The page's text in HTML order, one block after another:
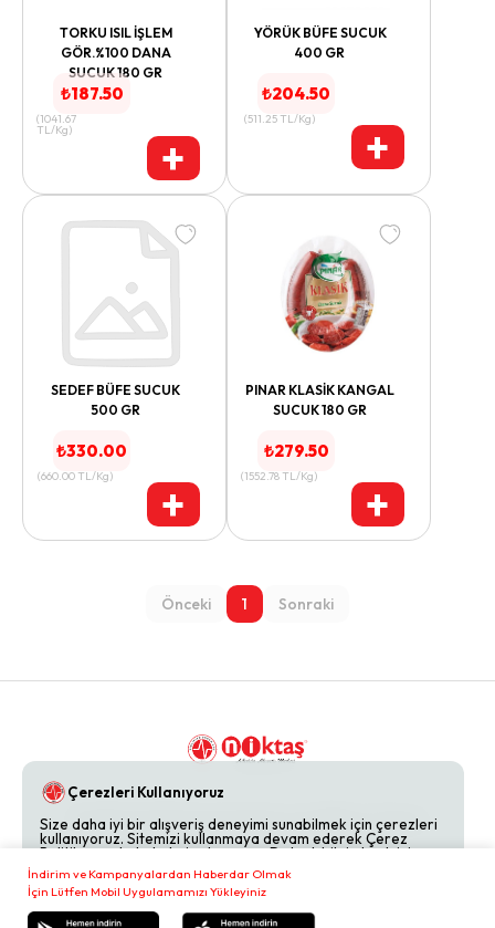
İndirim ve Kampanyalardan Haberdar Olmak
İçin Lütfen Mobil Uygulamamızı Yükleyiniz
TORKU ISIL İŞLEM
GÖR.%100 DANA
SUCUK 180 GR
₺187.50
(1041.67
TL/Kg) +
YÖRÜK BÜFE SUCUK
400 GR
₺204.50
(511.25 TL/Kg) +
SEDEF BÜFE SUCUK
500 GR
₺330.00
(660.00 TL/Kg) +
PINAR KLASİK KANGAL
SUCUK 180 GR
₺279.50
(1552.78 TL/Kg) +
Önceki 1 Sonraki
Gizlilik PolitikalarıHakkımızdaBize Ulaşın
Çerezleri Kullanıyoruz
Size daha iyi bir alışveriş deneyimi sunabilmek için çerezleri
kullanıyoruz. Sitemizi kullanmaya devam ederek Çerez
Politikamızı kabul etmiş olursunuz. Detaylı bilgi almak için
Çerez Politikamızı
inceleyebilirsiniz.
Reddet